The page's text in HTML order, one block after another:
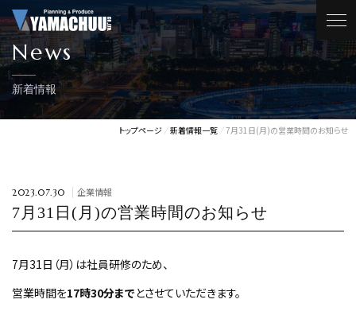
News
新着情報
トップページ 新着情報一覧 7月31日(月)の営業時間のお知らせ
2023.07.30 企業情報
7月31日(月)の営業時間のお知らせ
7月31日（月）は社員研修のため、
営業時間を17時30分までとさせていただきます。